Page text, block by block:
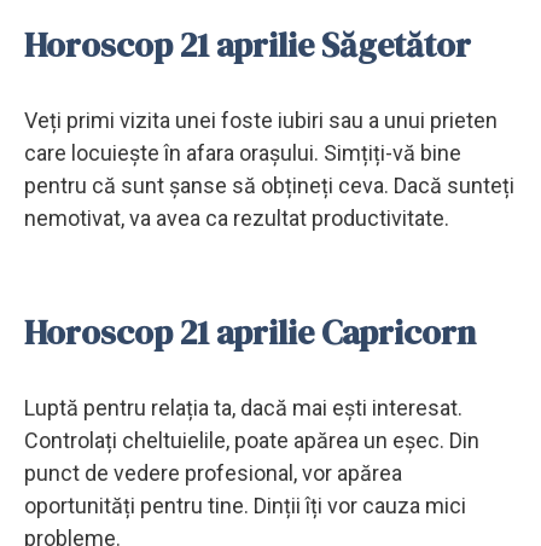
Horoscop 21 aprilie Săgetător
Veți primi vizita unei foste iubiri sau a unui prieten
care locuiește în afara orașului. Simțiți-vă bine
pentru că sunt șanse să obțineți ceva. Dacă sunteți
nemotivat, va avea ca rezultat productivitate.
Horoscop 21 aprilie Capricorn
Luptă pentru relația ta, dacă mai ești interesat.
Controlați cheltuielile, poate apărea un eșec. Din
punct de vedere profesional, vor apărea
oportunități pentru tine. Dinții îți vor cauza mici
probleme.